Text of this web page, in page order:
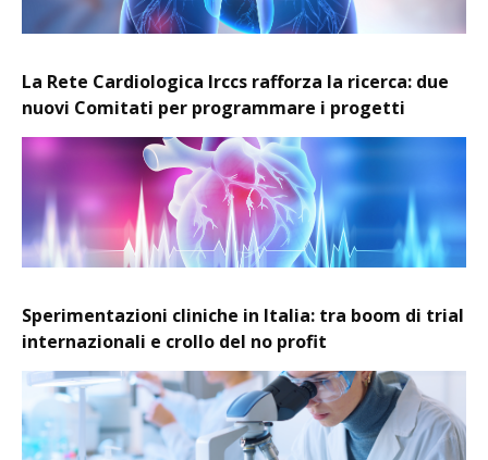
La Rete Cardiologica Irccs rafforza la ricerca: due
nuovi Comitati per programmare i progetti
Sperimentazioni cliniche in Italia: tra boom di trial
internazionali e crollo del no profit